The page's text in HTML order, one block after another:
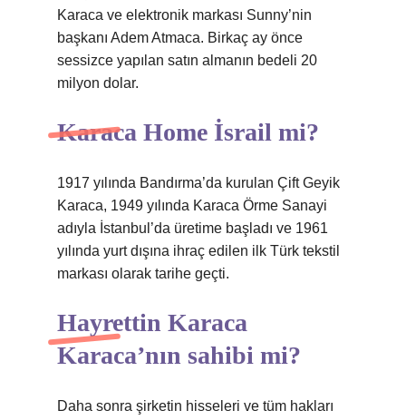
Karaca ve elektronik markası Sunny’nin
başkanı Adem Atmaca. Birkaç ay önce
sessizce yapılan satın almanın bedeli 20
milyon dolar.
Karaca Home İsrail mi?
1917 yılında Bandırma’da kurulan Çift Geyik
Karaca, 1949 yılında Karaca Örme Sanayi
adıyla İstanbul’da üretime başladı ve 1961
yılında yurt dışına ihraç edilen ilk Türk tekstil
markası olarak tarihe geçti.
Hayrettin Karaca
Karaca’nın sahibi mi?
Daha sonra şirketin hisseleri ve tüm hakları